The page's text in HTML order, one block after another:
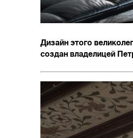
Дизайн этого
создан владелицей